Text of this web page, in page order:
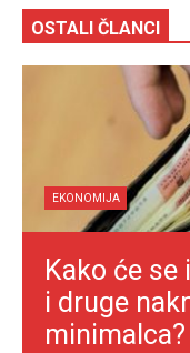
OSTALI ČLANCI
EKONOMIJA
Kako će
i druge
minimalca?